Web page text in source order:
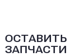
ОСТАВИТЬ
ЗАПЧАСТИ